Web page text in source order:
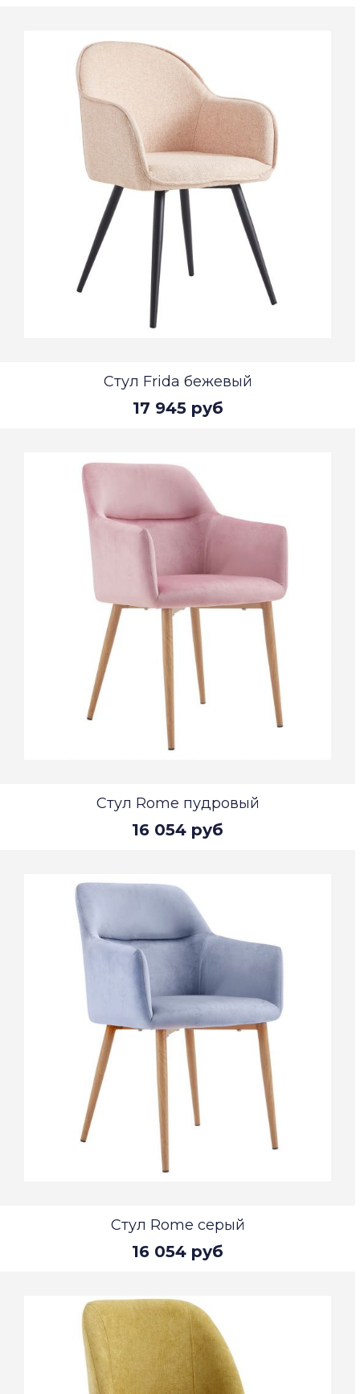
Стул Frida бежевый
17 945 руб
Стул Rome пудровый
16 054 руб
Стул Rome серый
16 054 руб